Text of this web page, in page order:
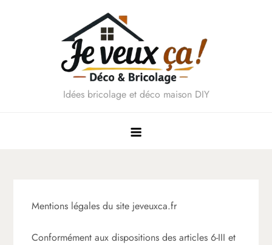
Idées bricolage et déco maison DIY
Mentions légales du site jeveuxca.fr
Conformément aux dispositions des articles 6-III et